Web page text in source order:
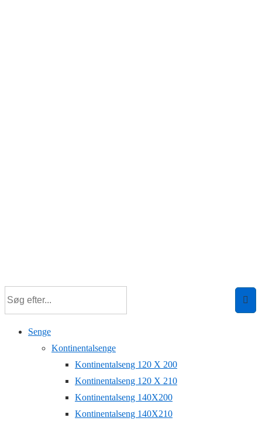
Senge
Kontinentalsenge
Kontinentalseng 120 X 200
Kontinentalseng 120 X 210
Kontinentalseng 140X200
Kontinentalseng 140X210